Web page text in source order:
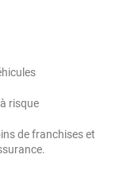
risque
de franchises et